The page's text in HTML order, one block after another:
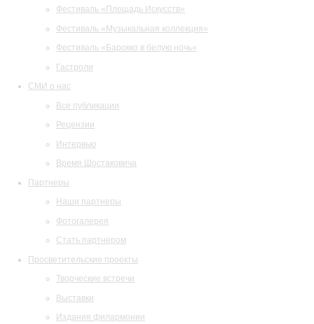
Фестиваль «Площадь Искусств»
Фестиваль «Музыкальная коллекция»
Фестиваль «Барокко в белую ночь»
Гастроли
СМИ о нас
Все публикации
Рецензии
Интервью
Время Шостаковича
Партнеры
Наши партнеры
Фотогалерея
Стать партнером
Просветительские проекты
Творческие встречи
Выставки
Издания филармонии